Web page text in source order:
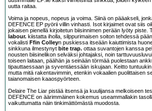
uutta raitaa.
Voima ja nopeus, nopeus ja voima. Siinä on pääakseli,
DEFENCE EP pyörii villin vinhasti. Isot kirjaimet ovat siis
jokaisen pienellä kirjoitetun biisinnimen perään lyöty piste.
labour. kiistatta iholla, silppurimaisen soiton tehdessä
vokalisti Ffin Colleyn puskiessa itseään kaiuttimista
sinkkuna ilmestynyt bite trap. ottaa suvantojen kanssa
nousten biisinelikon selväksi johtajaksi, noin
toiseen laitaan, päähän ja seinään törmää puolestaan
tipauttaessaan ja syventäessään iskujaan. Keitto tuntuukin
mutta mitä rakentavimmin, etenkin vokaalien puolittaisen
taianomaisen kaaospyörteen.
Delaire The Liar pistää itsensä ja kuulijansa melkoiseen
DEFENCE on äärimmäinen kokemus useammallakin
vaikuttumatta näin tinkimättömästä muodosta.